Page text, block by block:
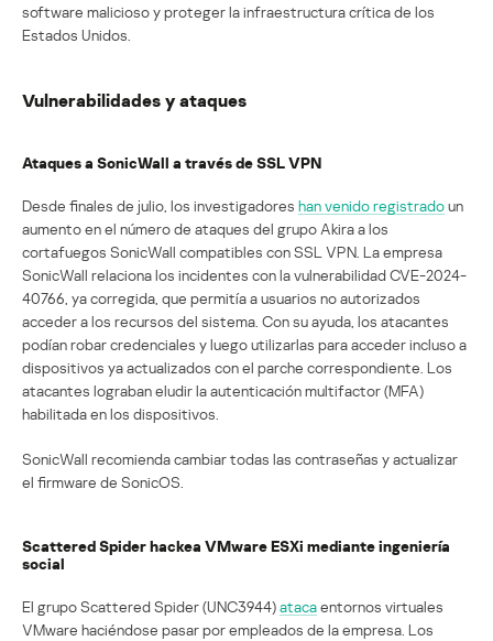
software malicioso y proteger la infraestructura crítica de los
Estados Unidos.
Vulnerabilidades y ataques
Ataques a SonicWall a través de SSL VPN
Desde finales de julio, los investigadores han venido registradoun
aumento en el número de ataques del grupo Akira a los
cortafuegos SonicWall compatibles con SSL VPN. La empresa
SonicWall relaciona los incidentes con la vulnerabilidad CVE-2024-
40766, ya corregida, que permitía a usuarios no autorizados
acceder a los recursos del sistema. Con su ayuda, los atacantes
podían robar credenciales y luego utilizarlas para acceder incluso a
dispositivos ya actualizados con el parche correspondiente. Los
atacantes lograban eludir la autenticación multifactor (MFA)
habilitada en los dispositivos.
SonicWall recomienda cambiar todas las contraseñas y actualizar
el firmware de SonicOS.
Scattered Spider hackea VMware ESXi mediante ingeniería
social
El grupo Scattered Spider (UNC3944)atacaentornos virtuales
VMware haciéndose pasar por empleados de la empresa. Los